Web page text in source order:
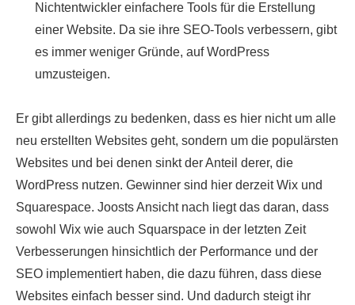
Nichtentwickler einfachere Tools für die Erstellung
einer Website. Da sie ihre SEO-Tools verbessern, gibt
es immer weniger Gründe, auf WordPress
umzusteigen.
Er gibt allerdings zu bedenken, dass es hier nicht um alle
neu erstellten Websites geht, sondern um die populärsten
Websites und bei denen sinkt der Anteil derer, die
WordPress nutzen. Gewinner sind hier derzeit Wix und
Squarespace. Joosts Ansicht nach liegt das daran, dass
sowohl Wix wie auch Squarspace in der letzten Zeit
Verbesserungen hinsichtlich der Performance und der
SEO implementiert haben, die dazu führen, dass diese
Websites einfach besser sind. Und dadurch steigt ihr